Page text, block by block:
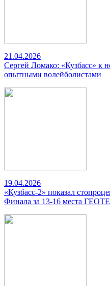
21.04.2026
Сергей Ломако: «Кузбасс» к
опытными волейболистами
19.04.2026
«Кузбасс-2» показал
Финала за 13-16 места